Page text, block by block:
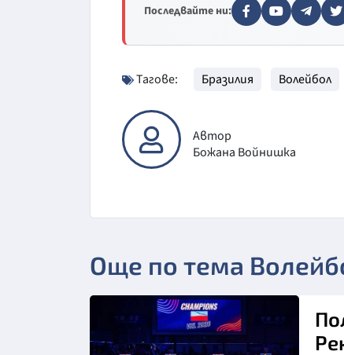
Последвайте ни:
Тагове: Бразилия Волейбол
Автор
Божана Войнишка
Още по тема